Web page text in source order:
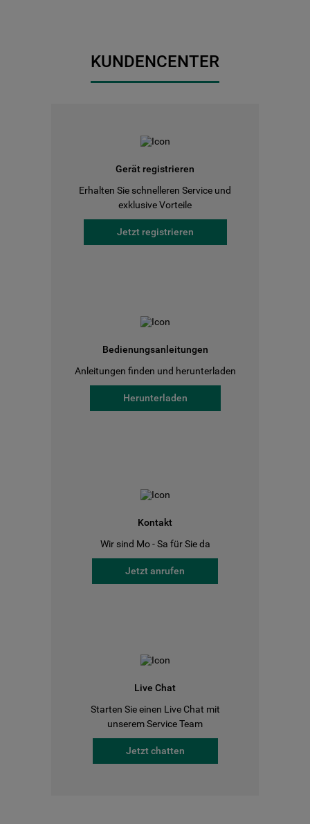
KUNDENCENTER
Gerät registrieren
Erhalten Sie schnelleren Service und
exklusive Vorteile
Jetzt registrieren
Bedienungsanleitungen
Anleitungen finden und herunterladen
Herunterladen
Kontakt
Wir sind Mo - Sa für Sie da
Jetzt anrufen
Live Chat
Starten Sie einen Live Chat mit
unserem Service Team
Jetzt chatten